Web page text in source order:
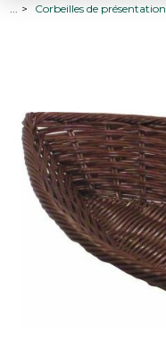
Corbeilles de présentation